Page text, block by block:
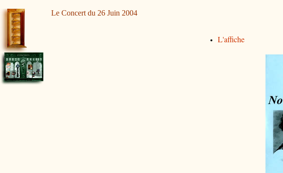
Le Concert du 26 Juin 2004
L'affiche